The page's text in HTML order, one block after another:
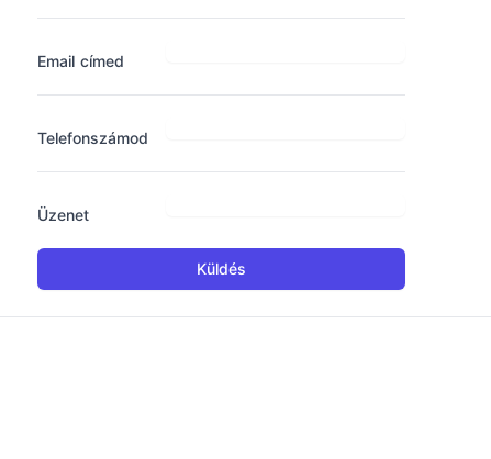
Email címed
Telefonszámod
Üzenet
Küldés